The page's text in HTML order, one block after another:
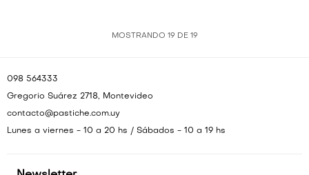
MOSTRANDO 19 DE 19
098 564333
Gregorio Suárez 2718, Montevideo
contacto@pastiche.com.uy
Lunes a viernes - 10 a 20 hs / Sábados - 10 a 19 hs